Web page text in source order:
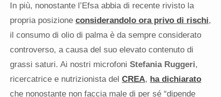
In più, nonostante l’Efsa abbia di recente rivisto la
propria posizione considerandolo ora privo di rischi,
il consumo di olio di palma è da sempre considerato
controverso, a causa del suo elevato contenuto di
grassi saturi. Ai nostri microfoni Stefania Ruggeri,
ricercatrice e nutrizionista del CREA, ha dichiarato
che nonostante non faccia male di per sé “dipende